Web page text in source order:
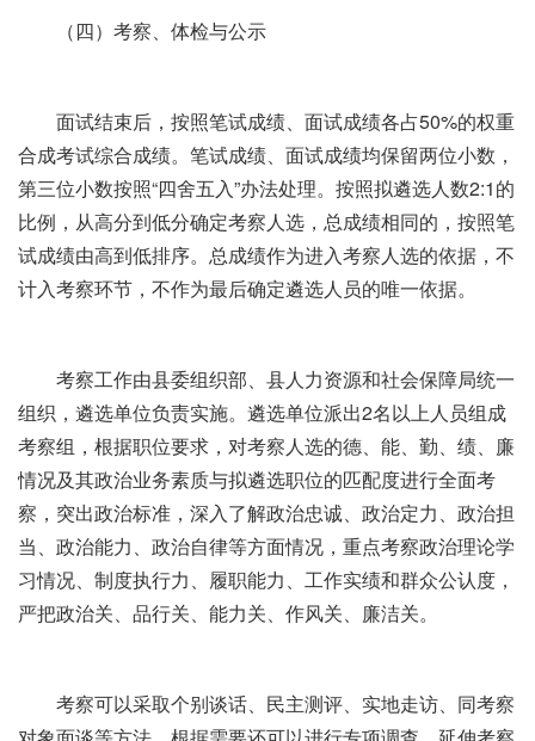
（四）考察、体检与公示
面试结束后，按照笔试成绩、面试成绩各占50%的权重
合成考试综合成绩。笔试成绩、面试成绩均保留两位小数，
第三位小数按照“四舍五入”办法处理。按照拟遴选人数2:1的
比例，从高分到低分确定考察人选，总成绩相同的，按照笔
试成绩由高到低排序。总成绩作为进入考察人选的依据，不
计入考察环节，不作为最后确定遴选人员的唯一依据。
考察工作由县委组织部、县人力资源和社会保障局统一
组织，遴选单位负责实施。遴选单位派出2名以上人员组成
考察组，根据职位要求，对考察人选的德、能、勤、绩、廉
情况及其政治业务素质与拟遴选职位的匹配度进行全面考
察，突出政治标准，深入了解政治忠诚、政治定力、政治担
当、政治能力、政治自律等方面情况，重点考察政治理论学
习情况、制度执行力、履职能力、工作实绩和群众公认度，
严把政治关、品行关、能力关、作风关、廉洁关。
考察可以采取个别谈话、民主测评、实地走访、同考察